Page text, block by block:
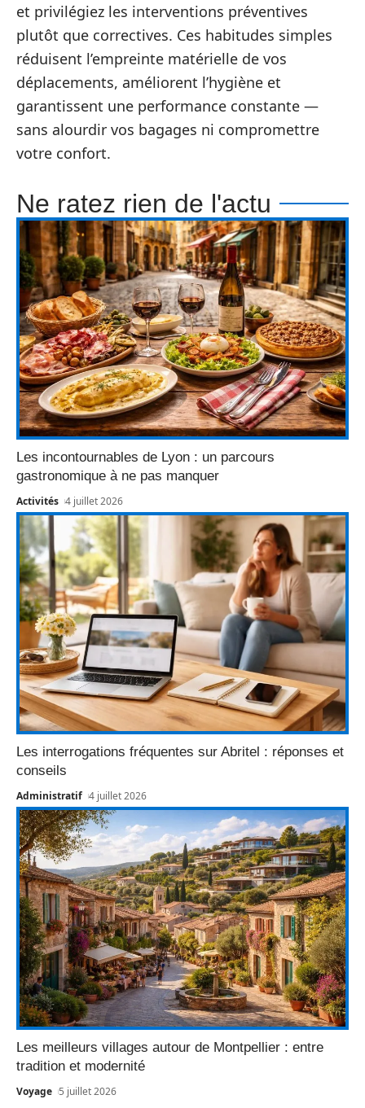
et privilégiez les interventions préventives
plutôt que correctives. Ces habitudes simples
réduisent l’empreinte matérielle de vos
déplacements, améliorent l’hygiène et
garantissent une performance constante —
sans alourdir vos bagages ni compromettre
votre confort.
Ne ratez rien de l'actu
Les incontournables de Lyon : un parcours
gastronomique à ne pas manquer
Activités 4 juillet 2026
Les interrogations fréquentes sur Abritel : réponses et
conseils
Administratif 4 juillet 2026
Les meilleurs villages autour de Montpellier : entre
tradition et modernité
Voyage 5 juillet 2026